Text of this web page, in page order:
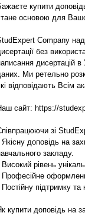
купити
основою для
Company
без
дисертацій в
Ми ретельно
відповідають Всім
сайт: https://
зі
Якісну доповідь на
закладу.
Високий рівень
Професійне
Постійну підтримку
купити доповідь на